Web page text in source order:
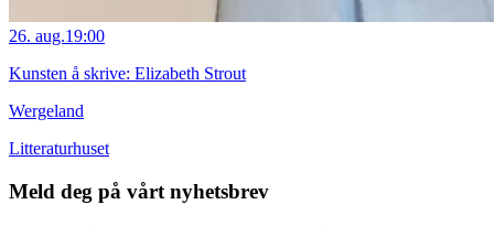
26. aug.19:00
Kunsten å skrive: Elizabeth Strout
Wergeland
Litteraturhuset
Meld deg på vårt nyhetsbrev